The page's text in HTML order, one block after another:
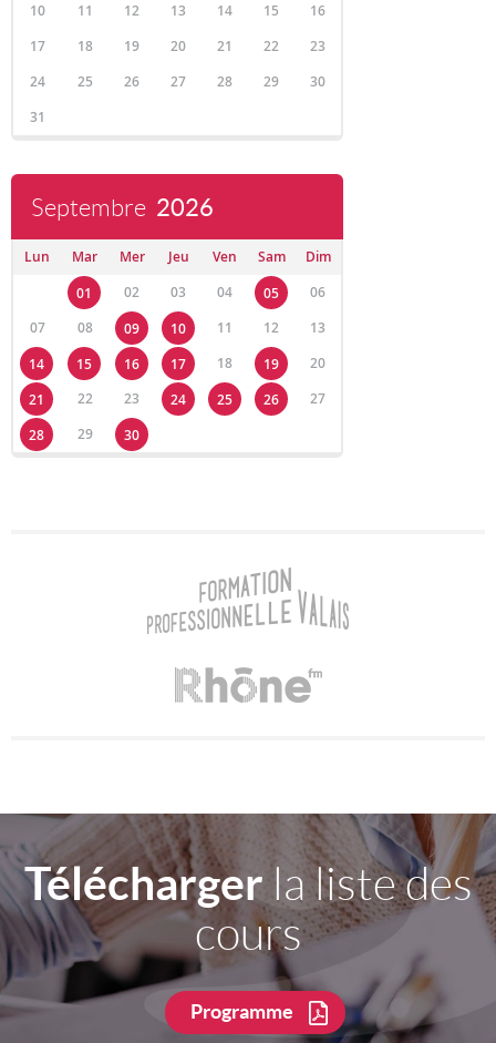
10
11 12 13 14 15
16
17
18 19 20 21 22
23
24
25 26 27 28 29
30
31
Septembre 2026
Lun Mar Mer Jeu Ven Sam
Dim
01
02 03 04 05
06
07
08 09 10 11 12
13
14
15 16 17 18 19
20
21
22 23 24 25 26
27
28
29 30
Téléchargerla liste des
cours
Programme